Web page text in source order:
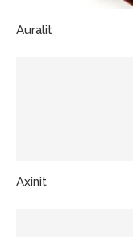
Auralit
Axinit